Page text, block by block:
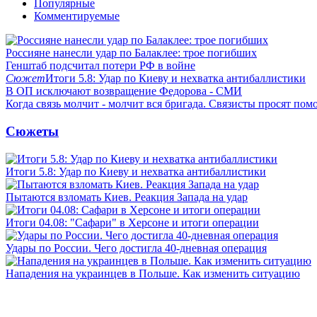
Популярные
Комментируемые
Россияне нанесли удар по Балаклее: трое погибших
Генштаб подсчитал потери РФ в войне
СюжетИтоги 5.8: Удар по Киеву и нехватка антибаллистики
В ОП исключают возвращение Федорова - СМИ
Когда связь молчит - молчит вся бригада. Связисты просят
Сюжеты
Итоги 5.8: Удар по Киеву и нехватка антибаллистики
Пытаются взломать Киев. Реакция Запада на удар
Итоги 04.08: "Сафари" в Херсоне и итоги операции
Удары по России. Чего достигла 40-дневная операция
Нападения на украинцев в Польше. Как изменить ситуацию